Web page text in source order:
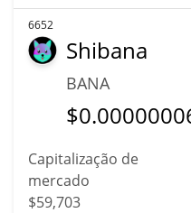
6652
Shibana
BANA
$
Capitalização de
mercado
$59,703